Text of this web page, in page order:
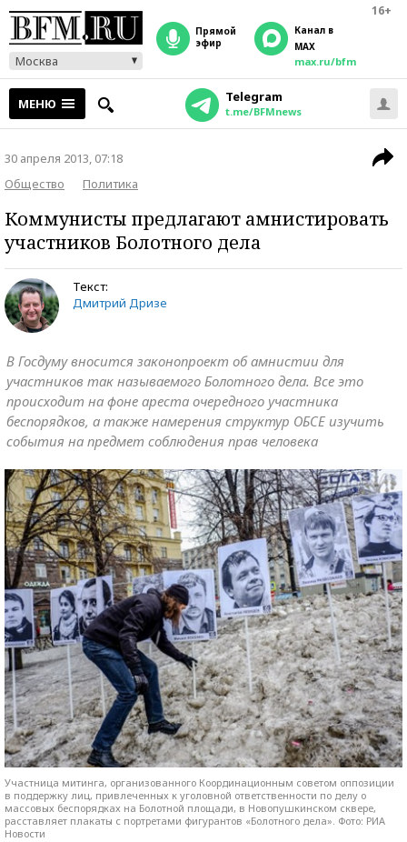
16+
Москва
прямой
эфир
Канал в
MAX
max.ru/bfm
МЕНЮ Telegram
t.me/BFMnews
30 апреля 2013, 07:18
Общество
Политика
Коммунисты предлагают амнистировать
участников Болотного дела
Текст:
Дмитрий Дризе
В Госдуму вносится законопроект об амнистии для
участников так называемого Болотного дела. Все это
происходит на фоне ареста очередного участника
беспорядков, а также намерения структур ОБСЕ изучить
события на предмет соблюдения прав человека
Участница митинга, организованного Координационным советом оппозиции
в поддержку лиц, привлеченных к уголовной ответственности по делу о
массовых беспорядках на Болотной площади, в Новопушкинском сквере,
расставляет плакаты с портретами фигурантов «Болотного дела». Фото: РИА
Новости